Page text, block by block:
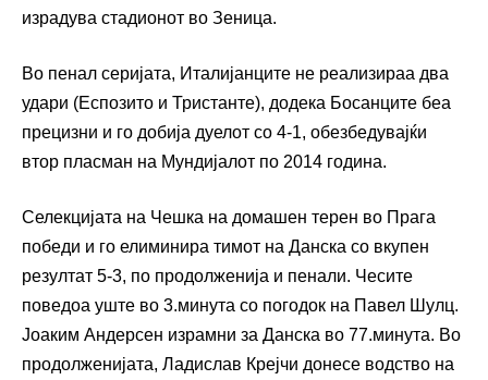
израдува стадионот во Зеница.
Во пенал серијата, Италијанците не реализираа два
удари (Еспозито и Тристанте), додека Босанците беа
прецизни и го добија дуелот со 4-1, обезбедувајќи
втор пласман на Мундијалот по 2014 година.
Селекцијата на Чешка на домашен терен во Прага
победи и го елиминира тимот на Данска со вкупен
резултат 5-3, по продолженија и пенали. Чесите
поведоа уште во 3.минута со погодок на Павел Шулц.
Јоаким Андерсен израмни за Данска во 77.минута. Во
продолженијата, Ладислав Крејчи донесе водство на